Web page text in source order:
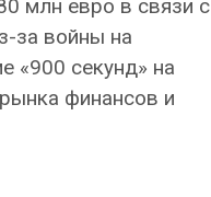
млн евро в связи с
за войны на
«900 секунд» на
финансов и